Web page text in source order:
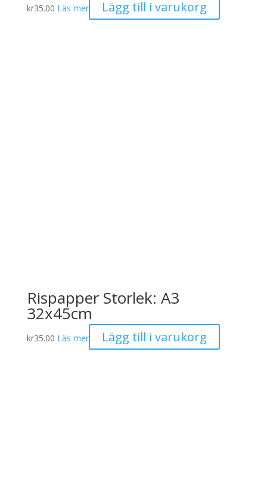
kr35.00 Läs mer Lägg till i varukorg
Rispapper Storlek: A3
32x45cm
kr35.00 Läs mer Lägg till i varukorg